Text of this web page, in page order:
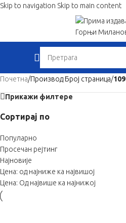
Skip to navigation Skip to main content
Почетна/Производ Број страница/109
Прикажи филтере
Сортирај по
Популарно
Просечан рејтинг
Најновије
Цена: од најниже ка највишој
Цена: Од највише ка најнижој